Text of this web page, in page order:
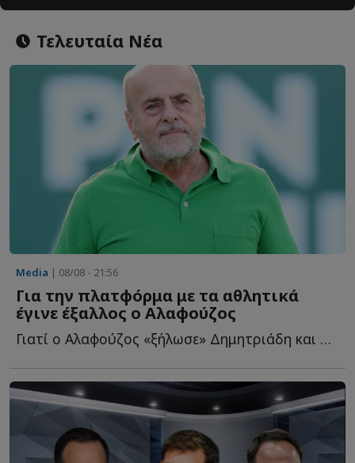
Τελευταία Νέα
Media | 08/08 - 21:56
Για την πλατφόρμα με τα αθλητικά
έγινε έξαλλος ο Αλαφούζος
Γιατί ο Αλαφούζος «ξήλωσε» Δημητριάδη και Ζούλα – Α...